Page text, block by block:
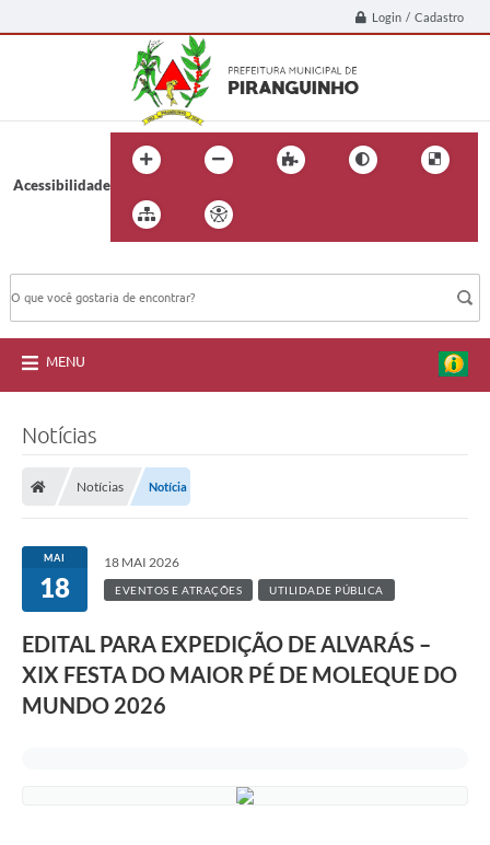
Login / Cadastro
Acessibilidade
MENU
Notícias
Notícias Notícia
MAI
18
18 MAI 2026
EVENTOS E ATRAÇÕES UTILIDADE PÚBLICA
EDITAL PARA EXPEDIÇÃO DE ALVARÁS –
XIX FESTA DO MAIOR PÉ DE MOLEQUE DO
MUNDO 2026